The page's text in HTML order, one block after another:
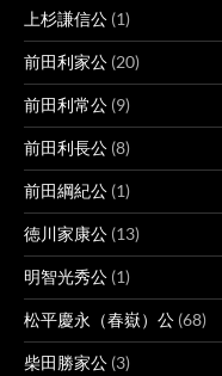
上杉謙信公 (1)
前田利家公 (20)
前田利常公 (9)
前田利長公 (8)
前田綱紀公 (1)
徳川家康公 (13)
明智光秀公 (1)
松平慶永（春嶽）公 (68)
柴田勝家公 (3)